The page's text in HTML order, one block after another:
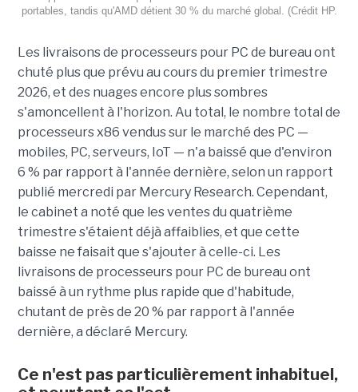
portables, tandis qu'AMD détient 30 % du marché global. (Crédit HP.
Les livraisons de processeurs pour PC de bureau ont
chuté plus que prévu au cours du premier trimestre
2026, et des nuages encore plus sombres
s'amoncellent à l'horizon. Au total, le nombre total de
processeurs x86 vendus sur le marché des PC —
mobiles, PC, serveurs, IoT — n'a baissé que d'environ
6 % par rapport à l'année dernière, selon un rapport
publié mercredi par Mercury Research. Cependant,
le cabinet a noté que les ventes du quatrième
trimestre s'étaient déjà affaiblies, et que cette
baisse ne faisait que s'ajouter à celle-ci. Les
livraisons de processeurs pour PC de bureau ont
baissé à un rythme plus rapide que d'habitude,
chutant de près de 20 % par rapport à l'année
dernière, a déclaré Mercury.
Ce n'est pas particulièrement inhabituel,